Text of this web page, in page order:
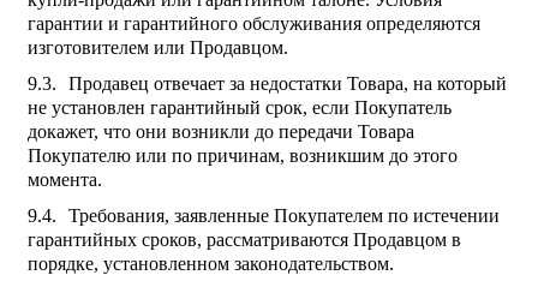
гарантии и гарантийного обслуживания определяются
изготовителем или Продавцом.
Продавец отвечает за недостатки Товара, на который
не установлен гарантийный срок, если Покупатель
докажет, что они возникли до передачи Товара
Покупателю или по причинам, возникшим до этого
момента.
Требования, заявленные Покупателем по истечении
гарантийных сроков, рассматриваются Продавцом в
порядке, установленном законодательством.